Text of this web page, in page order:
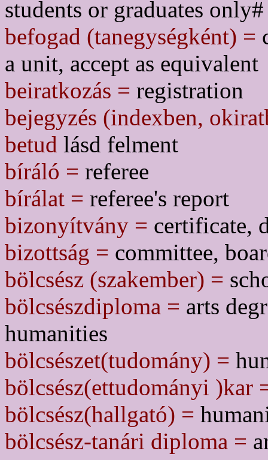
students or graduates only#
befogad (tanegységként) =
a unit, accept as equivalent
beiratkozás = registration
bejegyzés (indexben,
betud lásd felment
bíráló = referee
bírálat = referee's report
bizonyítvány = certificate,
bizottság = committee,
bölcsész (szakember) =
bölcsészdiploma = arts
humanities
bölcsészet(tudomány) =
bölcsész(ettudományi )kar
bölcsész(hallgató) =
bölcsész-tanári diploma =